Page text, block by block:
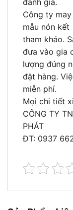
đánh giá.
Công ty
mẫu nón
tham khảo.
đưa vào gia
lượng đúng
đặt hàng.
miễn phí.
Mọi chi tiết
CÔNG TY
PHÁT
ĐT: 0937